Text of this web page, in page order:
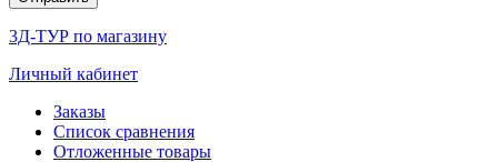
3Д-ТУР по магазину
Личный кабинет
Заказы
Список сравнения
Отложенные товары